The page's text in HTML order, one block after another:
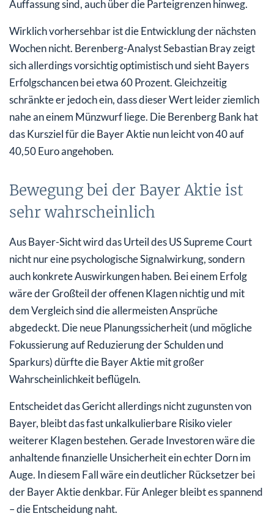
Auffassung sind, auch über die Parteigrenzen hinweg.
Wirklich vorhersehbar ist die Entwicklung der nächsten
Wochen nicht. Berenberg-Analyst Sebastian Bray zeigt
sich allerdings vorsichtig optimistisch und sieht Bayers
Erfolgschancen bei etwa 60 Prozent. Gleichzeitig
schränkte er jedoch ein, dass dieser Wert leider ziemlich
nahe an einem Münzwurf liege. Die Berenberg Bank hat
das Kursziel für die Bayer Aktie nun leicht von 40 auf
40,50 Euro angehoben.
Bewegung bei der Bayer Aktie ist
sehr wahrscheinlich
Aus Bayer-Sicht wird das Urteil des US Supreme Court
nicht nur eine psychologische Signalwirkung, sondern
auch konkrete Auswirkungen haben. Bei einem Erfolg
wäre der Großteil der offenen Klagen nichtig und mit
dem Vergleich sind die allermeisten Ansprüche
abgedeckt. Die neue Planungssicherheit (und mögliche
Fokussierung auf Reduzierung der Schulden und
Sparkurs) dürfte die Bayer Aktie mit großer
Wahrscheinlichkeit beflügeln.
Entscheidet das Gericht allerdings nicht zugunsten von
Bayer, bleibt das fast unkalkulierbare Risiko vieler
weiterer Klagen bestehen. Gerade Investoren wäre die
anhaltende finanzielle Unsicherheit ein echter Dorn im
Auge. In diesem Fall wäre ein deutlicher Rücksetzer bei
der Bayer Aktie denkbar. Für Anleger bleibt es spannend
– die Entscheidung naht.